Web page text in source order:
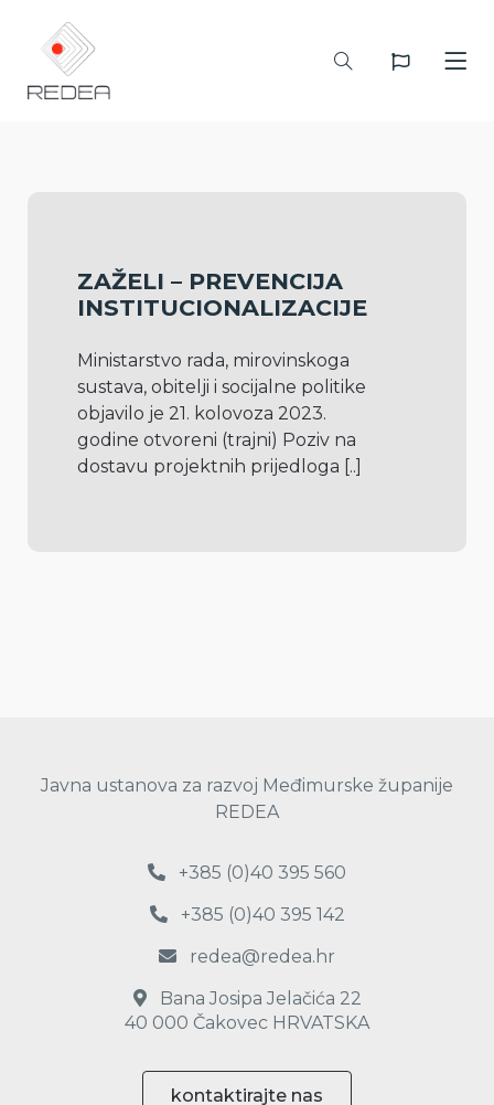
ZAŽELI – PREVENCIJA
INSTITUCIONALIZACIJE
Ministarstvo rada, mirovinskoga
sustava, obitelji i socijalne politike
objavilo je 21. kolovoza 2023.
godine otvoreni (trajni) Poziv na
dostavu projektnih prijedloga [..]
Javna ustanova za razvoj Međimurske županije
REDEA
+385 (0)40 395 560
+385 (0)40 395 142
redea@redea.hr
Bana Josipa Jelačića 22
40 000 Čakovec HRVATSKA
kontaktirajte nas